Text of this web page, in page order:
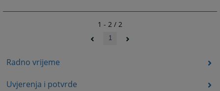
Radno vrijeme
Uvjerenja i potvrde
1 - 2 / 2
1